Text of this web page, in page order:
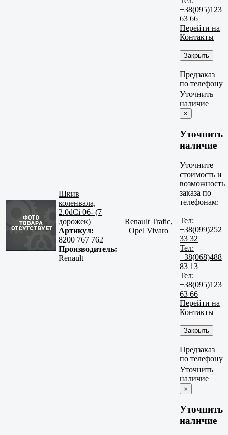
+38(095)123
63 66
Перейти на
Контакты
Закрыть
Предзаказ
по телефону
Шкив
коленвала,
2.0dCi 06- (7
дорожек)
Артикул:
8200 767 762
Производитель:
Renault
Renault Trafic,
Opel Vivaro
Уточнить
наличие
×
Уточнить
наличие
Уточните
стоимость и
возможность
заказа по
телефонам:
Тел:
+38(099)252
33 32
Тел:
+38(068)488
83 13
Тел:
+38(095)123
63 66
Перейти на
Контакты
Закрыть
Предзаказ
по телефону
Уточнить
наличие
×
Уточнить
наличие